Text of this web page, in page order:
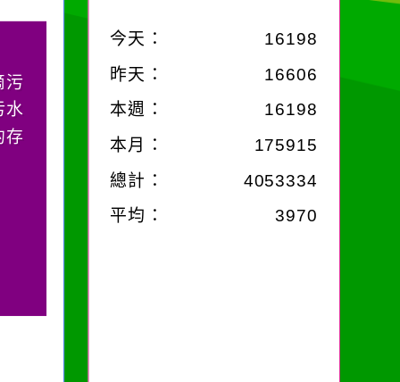
污
水
存
今天：
16198
昨天：
16606
本週：
16198
本月：
175915
總計：
4053334
平均：
3970